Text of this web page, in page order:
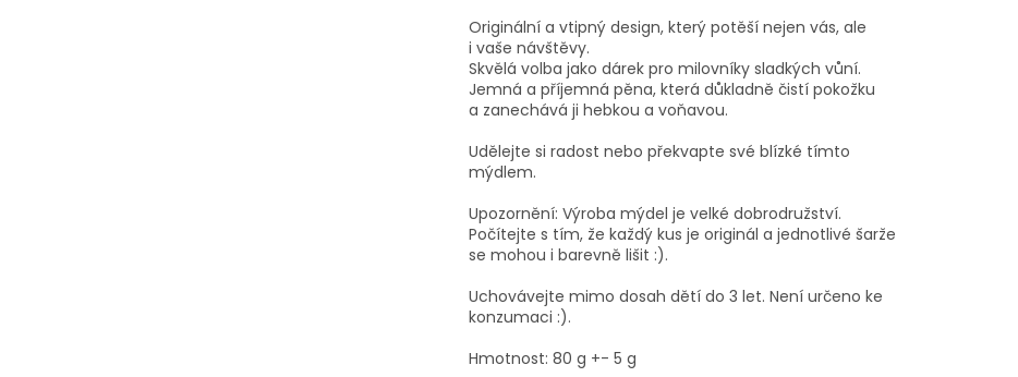
Originální a vtipný design, který potěší nejen vás, ale
i vaše návštěvy.
Skvělá volba jako dárek pro milovníky sladkých vůní.
Jemná a příjemná pěna, která důkladně čistí pokožku
a zanechává ji hebkou a voňavou.
Udělejte si radost nebo překvapte své blízké tímto
mýdlem.
Upozornění: Výroba mýdel je velké dobrodružství.
Počítejte s tím, že každý kus je originál a jednotlivé šarže
se mohou i barevně lišit :).
Uchovávejte mimo dosah dětí do 3 let. Není určeno ke
konzumaci :).
Hmotnost: 80 g +- 5 g